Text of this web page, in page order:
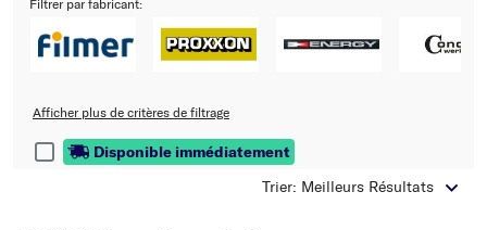
Choix du modèle
Filtrer par fabricant:
Afficher plus de critères de filtrage
Disponible immédiatement
Trier: Meilleurs Résultats